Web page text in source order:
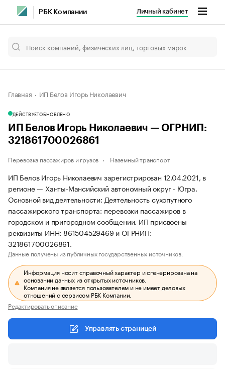
РБК Компании Личный кабинет
Главная ИП Белов Игорь Николаевич
ДЕЙСТВУЕТОБНОВЛЕНО
ИП Белов Игорь Николаевич — ОГРНИП:
321861700026861
Перевозка пассажиров и грузов Наземный транспорт
ИП Белов Игорь Николаевич зарегистрирован 12.04.2021, в
регионе — Ханты-Мансийский автономный округ - Югра.
Основной вид деятельности: Деятельность сухопутного
пассажирского транспорта: перевозки пассажиров в
городском и пригородном сообщении. ИП присвоены
реквизиты ИНН: 861504529469 и ОГРНИП:
321861700026861.
Данные получены из публичных государственных источников.
Информация носит справочный характер и сгенерирована на
основании данных из открытых источников.
Компания не является пользователем и не имеет деловых
отношений с сервисом РБК Компании.
Редактировать описание
Управлять страницей